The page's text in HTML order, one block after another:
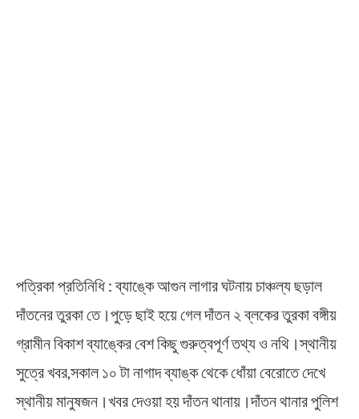
পত্রিকা প্রতিনিধি : ব্যাঙ্কে আগুন লাগার ঘটনায় চাঞ্চল্য ছড়াল
দাঁতনের তুরকা তে।পুড়ে ছাই হয়ে গেল দাঁতন ২ ব্লকের তুরকা বঙ্গীয়
গ্রামীন বিকাশ ব্যাঙ্কের বেশ কিছু গুরুত্বপূর্ণ তথ্য ও নথি।স্থানীয়
সুত্রে খবর,সকাল ১০ টা নাগাদ ব্যাঙ্ক থেকে ধোঁয়া বেরোতে দেখে
স্থানীয় মানুষজন।খবর দেওয়া হয় দাঁতন থানায়।দাঁতন থানার পুলিশ